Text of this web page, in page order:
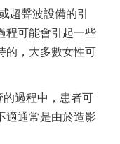
超聲波設備的引
程可能會引起一些
的，大多數女性可
過程中，患者可
適通常是由於造影